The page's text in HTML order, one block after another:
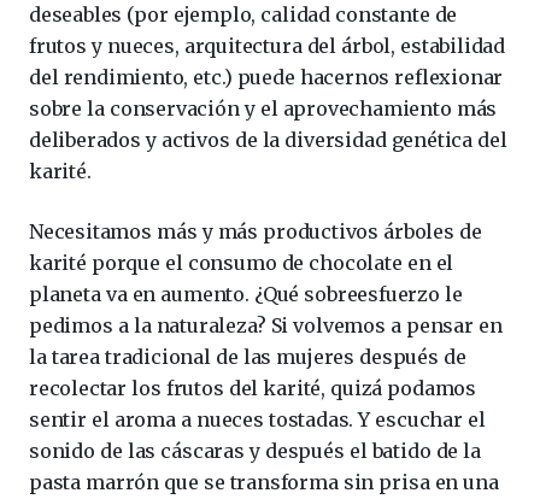
deseables (por ejemplo, calidad constante de
frutos y nueces, arquitectura del árbol, estabilidad
del rendimiento, etc.) puede hacernos reflexionar
sobre la conservación y el aprovechamiento más
deliberados y activos de la diversidad genética del
karité.
Necesitamos más y más productivos árboles de
karité porque el consumo de chocolate en el
planeta va en aumento. ¿Qué sobreesfuerzo le
pedimos a la naturaleza? Si volvemos a pensar en
la tarea tradicional de las mujeres después de
recolectar los frutos del karité, quizá podamos
sentir el aroma a nueces tostadas. Y escuchar el
sonido de las cáscaras y después el batido de la
pasta marrón que se transforma sin prisa en una